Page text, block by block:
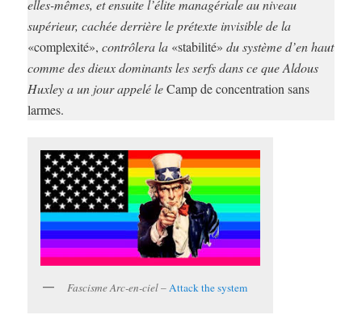
elles-mêmes, et ensuite l’élite managériale au niveau
supérieur, cachée derrière le prétexte invisible de la
«complexité», contrôlera la «stabilité» du système d’en haut
comme des dieux dominants les serfs dans ce que Aldous
Huxley a un jour appelé leCamp de concentration sans
larmes.
Fascisme Arc-en-ciel–Attack the system